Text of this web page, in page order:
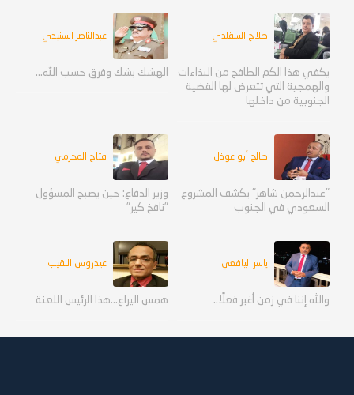
صلاح السقلدي
يكفي هذا الكم الطافح من البذاءات
والهمجية التي تتعرض لها القضية
الجنوبية من داخلها
عبدالناصر السنيدي
الهشك بشك وفرق حسب الله...
صالح أبو عوذل
"عبدالرحمن شاهر" يكشف المشروع
السعودي في الجنوب
فتاح المحرمي
وزير الدفاع: حين يصبح المسؤول
"نافخ كير"
ياسر اليافعي
والله إننا في زمن أغبر فعلًا..
عيدروس النقيب
همس اليراع...هذا الرئيس اللعنة